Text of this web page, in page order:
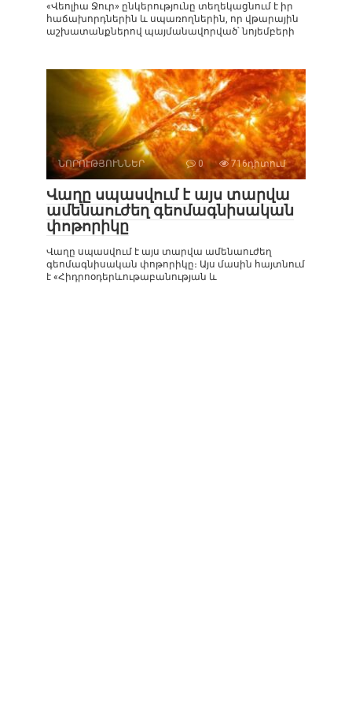
«Վեոլիա Ջուր» ընկերությունը տեղեկացնում է իր
հաճախորդներին և սպառողներին, որ վթարային
աշխատանքներով պայմանավորված՝ նոյեմբերի
ՆՈՐՈՒԹՅՈՒՆՆԵՐ 0 716դիտում
Վաղը սպասվում է այս տարվա
ամենաուժեղ գեոմագնիսական
փոթորիկը
Վաղը սպասվում է այս տարվա ամենաուժեղ
գեոմագնիսական փոթորիկը։ Այս մասին հայտնում
է «Հիդրոօդերևութաբանության և